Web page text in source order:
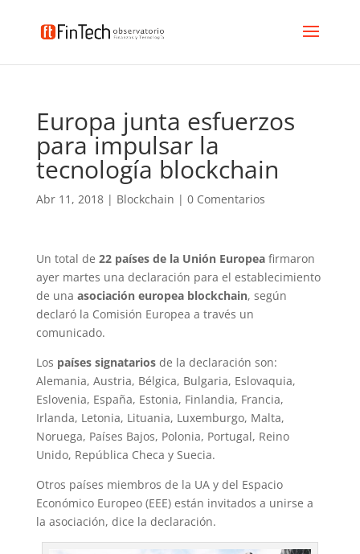
Europa junta esfuerzos
para impulsar la
tecnología blockchain
Abr 11, 2018| Blockchain | 0 Comentarios
Un total de 22 países de la Unión Europeafirmaron
ayer martes una declaración para el establecimiento
de una asociación europea blockchain, según
declaró la Comisión Europea a través un
comunicado.
Los países signatariosde la declaración son:
Alemania, Austria, Bélgica, Bulgaria, Eslovaquia,
Eslovenia, España, Estonia, Finlandia, Francia,
Irlanda, Letonia, Lituania, Luxemburgo, Malta,
Noruega, Países Bajos, Polonia, Portugal, Reino
Unido, República Checa y Suecia.
Otros países miembros de la UA y del Espacio
Económico Europeo (EEE) están invitados a unirse a
la asociación, dice la declaración.